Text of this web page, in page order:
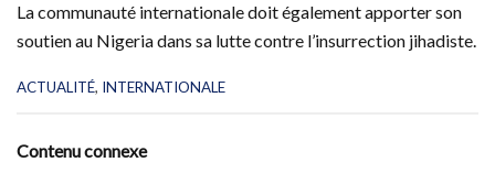
La communauté internationale doit également apporter son
soutien au Nigeria dans sa lutte contre l’insurrection jihadiste.
C
e
ACTUALITÉ, INTERNATIONALE
Contenu connexe